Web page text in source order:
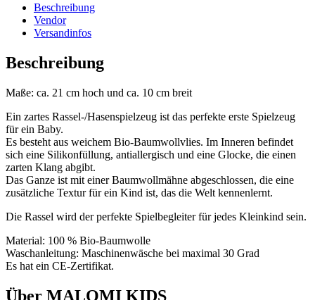
Beschreibung
Vendor
Versandinfos
Beschreibung
Maße: ca. 21 cm hoch und ca. 10 cm breit
Ein zartes Rassel-/Hasenspielzeug ist das perfekte erste Spielzeug
für ein Baby.
Es besteht aus weichem Bio-Baumwollvlies. Im Inneren befindet
sich eine Silikonfüllung, antiallergisch und eine Glocke, die einen
zarten Klang abgibt.
Das Ganze ist mit einer Baumwollmähne abgeschlossen, die eine
zusätzliche Textur für ein Kind ist, das die Welt kennenlernt.
Die Rassel wird der perfekte Spielbegleiter für jedes Kleinkind sein.
Material: 100 % Bio-Baumwolle
Waschanleitung: Maschinenwäsche bei maximal 30 Grad
Es hat ein CE-Zertifikat.
Über MALOMI KIDS